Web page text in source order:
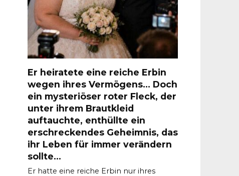
Er heiratete eine reiche Erbin
wegen ihres Vermögens… Doch
ein mysteriöser roter Fleck, der
unter ihrem Brautkleid
auftauchte, enthüllte ein
erschreckendes Geheimnis, das
ihr Leben für immer verändern
sollte…
Er hatte eine reiche Erbin nur ihres